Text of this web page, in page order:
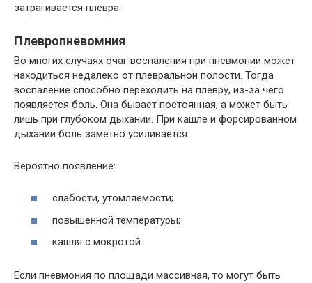
затрагивается плевра.
Плевропневомния
Во многих случаях очаг воспаления при пневмонии может
находиться недалеко от плевральной полости. Тогда
воспаление способно переходить на плевру, из-за чего
появляется боль. Она бывает постоянная, а может быть
лишь при глубоком дыхании. При кашле и форсированном
дыхании боль заметно усиливается.
Вероятно появление:
слабости, утомляемости;
повышенной температуры;
кашля с мокротой.
Если пневмония по площади массивная, то могут быть